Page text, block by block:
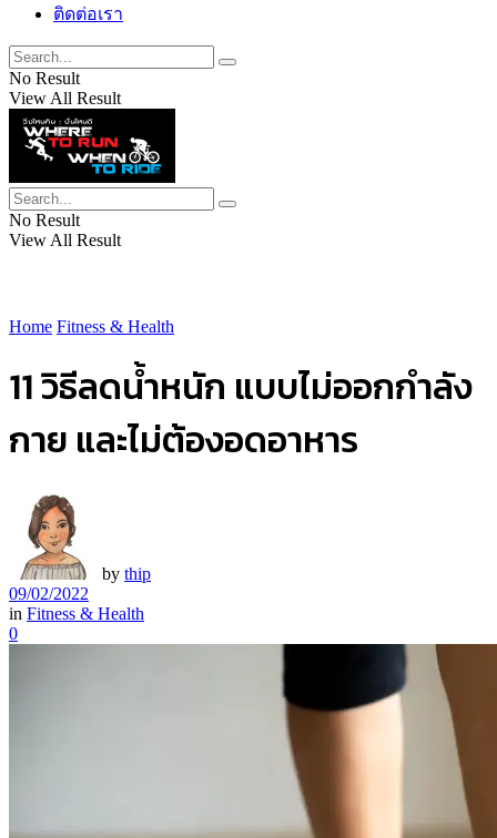
ติดต่อเรา
No Result
View All Result
No Result
View All Result
Home Fitness & Health
11 วิธีลดน้ำหนัก แบบไม่ออกกำลัง
กาย และไม่ต้องอดอาหาร
by thip
09/02/2022
in Fitness & Health
0